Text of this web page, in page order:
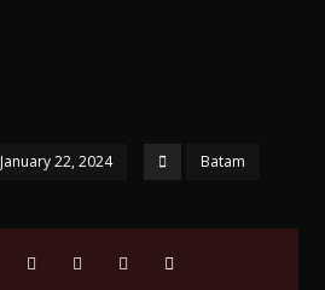
January 22, 2024 Batam